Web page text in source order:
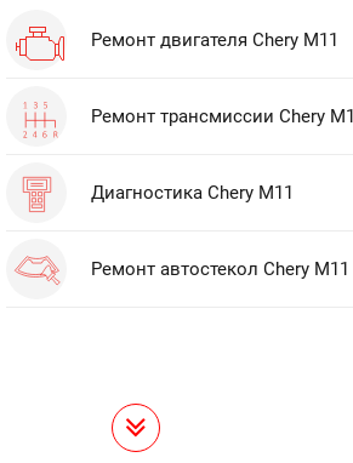
Ремонт двигателя Chery M11
Ремонт трансмиссии Chery
Диагностика Chery M11
Ремонт автостекол Chery M11